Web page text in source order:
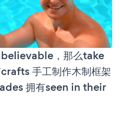
，那么take
手工制作木制框架
拥有seen in their